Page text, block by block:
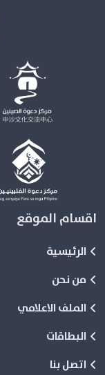
اقسام الموقع
الرئيسية
من نحن
الملف الاعلامي
البطاقات
اتصل بنا